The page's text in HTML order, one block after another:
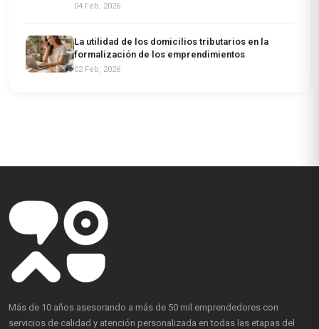
04 Feb, 2026
La utilidad de los domicilios tributarios en la
formalización de los emprendimientos
02 Feb, 2026
Más de 10 años asesorando a más de 50 mil emprendedores con
servicios de calidad y atención personalizada en todas las etapas del